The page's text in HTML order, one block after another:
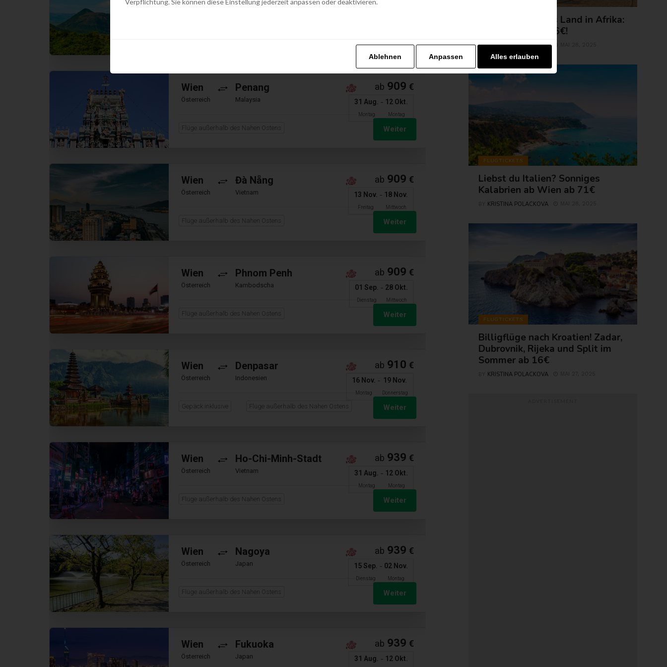
Österreich Philippinen
Wien
Österreich
Penang
Malaysia
Flüge außerhalb des Nahen Ostens
ab 909 €
31 Aug.
Montag
- 12 Okt.
Montag
Weiter
Wien
Österreich
Đà Nẵng
Vietnam
Flüge außerhalb des Nahen Ostens
ab 909 €
13 Nov.
Freitag
- 18 Nov.
Mittwoch
Weiter
Wien
Österreich
Phnom Penh
Kambodscha
Flüge außerhalb des Nahen Ostens
ab 909 €
01 Sep.
Dienstag
- 28 Okt.
Mittwoch
Weiter
Wien
Österreich
Denpasar
Indonesien
Gepäck inklusive Flüge außerhalb des Nahen Ostens
ab 910 €
16 Nov.
Montag
- 19 Nov.
Donnerstag
Weiter
Wien
Österreich
Ho-Chi-Minh-Stadt
Vietnam
Flüge außerhalb des Nahen Ostens
ab 939 €
31 Aug.
Montag
- 12 Okt.
Montag
Weiter
Wien
Österreich
Nagoya
Japan
Flüge außerhalb des Nahen Ostens
ab 939 €
15 Sep.
Dienstag
- 02 Nov.
Montag
Weiter
Wien
Österreich
Fukuoka
Japan
ab 939 €
31 Aug. - 12 Okt.
Erlebe exotisches Land in Afrika:
Agadir jetzt ab 56€!
BYKRISTINA POLACKOVA
FLUGTICKETS
Liebst du Italien? Sonniges
Kalabrien ab Wien ab 71€
KRISTINA POLACKOVA
FLUGTICKETS
Billigflüge nach Kroatien! Zadar,
Dubrovnik, Rijeka und Split im
Sommer ab 16€
KRISTINA POLACKOVA
Verpflichtung. Sie können diese Einstellung jederzeit anpassen oder deaktivieren.
Ablehnen Anpassen Alles erlauben